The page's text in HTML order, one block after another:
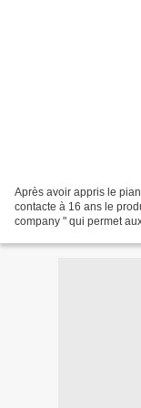
Après avoir appris le
contacte à 16 ans le
company " qui permet